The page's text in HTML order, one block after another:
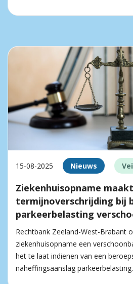
15-08-2025 Nieuws
Ziekenhuisopname maakt
termijnoverschrijding bij
parkeerbelasting
Rechtbank Zeeland-West-Brabant
ziekenhuisopname een
het te laat indienen van een
naheffingsaanslag parkeerbelasting.